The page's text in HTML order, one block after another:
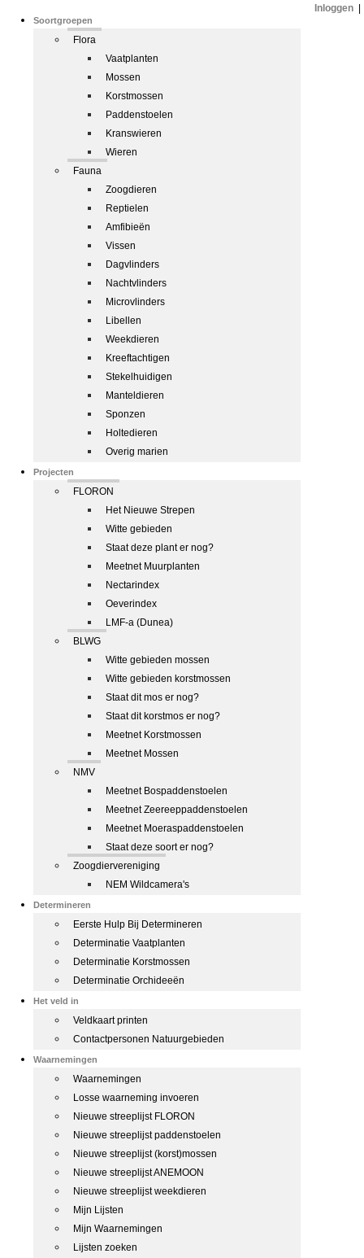
Soortgroepen
Flora
Vaatplanten
Mossen
Korstmossen
Paddenstoelen
Kranswieren
Wieren
Fauna
Zoogdieren
Reptielen
Amfibieën
Vissen
Dagvlinders
Nachtvlinders
Microvlinders
Libellen
Weekdieren
Kreeftachtigen
Stekelhuidigen
Manteldieren
Sponzen
Holtedieren
Overig marien
Projecten
FLORON
Het Nieuwe Strepen
Witte gebieden
Staat deze plant er nog?
Meetnet Muurplanten
Nectarindex
Oeverindex
LMF-a (Dunea)
BLWG
Witte gebieden mossen
Witte gebieden korstmossen
Staat dit mos er nog?
Staat dit korstmos er nog?
Meetnet Korstmossen
Meetnet Mossen
NMV
Meetnet Bospaddenstoelen
Meetnet Zeereeppaddenstoelen
Meetnet Moeraspaddenstoelen
Staat deze soort er nog?
Zoogdiervereniging
NEM Wildcamera's
Determineren
Eerste Hulp Bij Determineren
Determinatie Vaatplanten
Determinatie Korstmossen
Determinatie Orchideeën
Het veld in
Veldkaart printen
Contactpersonen Natuurgebieden
Waarnemingen
Waarnemingen
Losse waarneming invoeren
Nieuwe streeplijst FLORON
Nieuwe streeplijst paddenstoelen
Nieuwe streeplijst (korst)mossen
Nieuwe streeplijst ANEMOON
Nieuwe streeplijst weekdieren
Mijn Lijsten
Mijn Waarnemingen
Lijsten zoeken
Inloggen